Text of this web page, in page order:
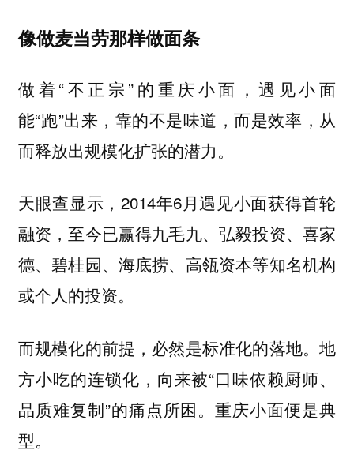
像做麦当劳那样做面条
做着“不正宗”的重庆小面，遇见小面
能“跑”出来，靠的不是味道，而是效率，从
而释放出规模化扩张的潜力。
天眼查显示，2014年6月遇见小面获得首轮
融资，至今已赢得九毛九、弘毅投资、喜家
德、碧桂园、海底捞、高瓴资本等知名机构
或个人的投资。
而规模化的前提，必然是标准化的落地。地
方小吃的连锁化，向来被“口味依赖厨师、
品质难复制”的痛点所困。重庆小面便是典
型。